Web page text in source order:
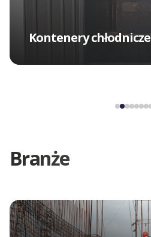
Kontenery chłodnicze
Branże